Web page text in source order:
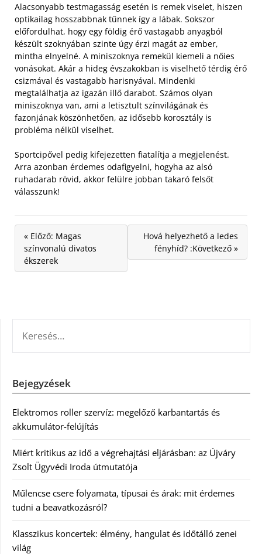
Alacsonyabb testmagasság esetén is remek viselet, hiszen
optikailag hosszabbnak tűnnek így a lábak. Sokszor
előfordulhat, hogy egy földig érő vastagabb anyagból
készült szoknyában szinte úgy érzi magát az ember,
mintha elnyelné. A miniszoknya remekül kiemeli a nőies
vonásokat. Akár a hideg évszakokban is viselhető térdig érő
csizmával és vastagabb harisnyával. Mindenki
megtalálhatja az igazán illő darabot. Számos olyan
miniszoknya van, ami a letisztult színvilágának és
fazonjának köszönhetően, az idősebb korosztály is
probléma nélkül viselhet.
Sportcipővel pedig kifejezetten fiatalítja a megjelenést.
Arra azonban érdemes odafigyelni, hogyha az alsó
ruhadarab rövid, akkor felülre jobban takaró felsőt
válasszunk!
« Előző: Magas
színvonalú divatos
ékszerek
Hová helyezhető a ledes
fényhíd? :Következő »
Bejegyzések
Elektromos roller szervíz: megelőző karbantartás és
akkumulátor-felújítás
Miért kritikus az idő a végrehajtási eljárásban: az Újváry
Zsolt Ügyvédi Iroda útmutatója
Műlencse csere folyamata, típusai és árak: mit érdemes
tudni a beavatkozásról?
Klasszikus koncertek: élmény, hangulat és időtálló zenei
világ